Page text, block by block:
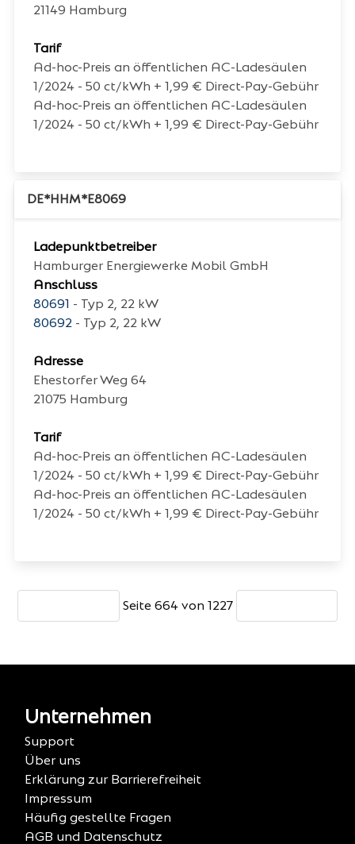
21149 Hamburg
Tarif
Ad-hoc-Preis an öffentlichen AC-Ladesäulen
1/2024 - 50 ct/kWh + 1,99 € Direct-Pay-Gebühr
Ad-hoc-Preis an öffentlichen AC-Ladesäulen
1/2024 - 50 ct/kWh + 1,99 € Direct-Pay-Gebühr
DE*HHM*E8069
Ladepunktbetreiber
Hamburger Energiewerke Mobil GmbH
Anschluss
80691 - Typ 2, 22 kW
80692 - Typ 2, 22 kW
Adresse
Ehestorfer Weg 64
21075 Hamburg
Tarif
Ad-hoc-Preis an öffentlichen AC-Ladesäulen
1/2024 - 50 ct/kWh + 1,99 € Direct-Pay-Gebühr
Ad-hoc-Preis an öffentlichen AC-Ladesäulen
1/2024 - 50 ct/kWh + 1,99 € Direct-Pay-Gebühr
Seite 664 von 1227
Unternehmen
Support
Über uns
Erklärung zur Barrierefreiheit
Impressum
Häufig gestellte Fragen
AGB und Datenschutz